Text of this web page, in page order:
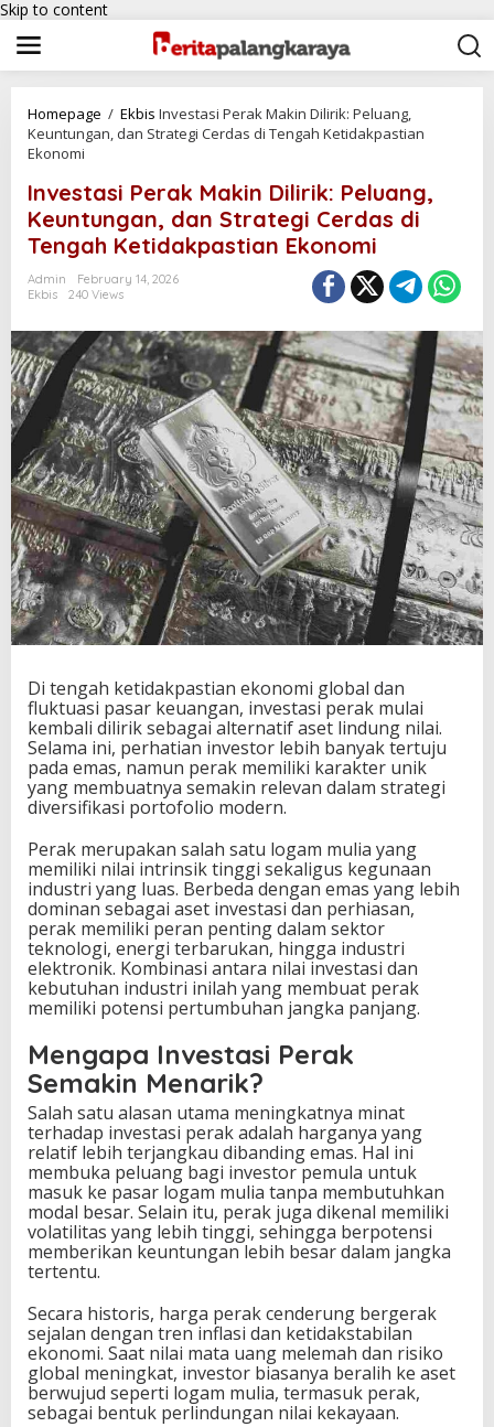
Skip to content
Homepage / Ekbis Investasi Perak Makin Dilirik: Peluang,
Keuntungan, dan Strategi Cerdas di Tengah Ketidakpastian
Ekonomi
Investasi Perak Makin Dilirik: Peluang,
Keuntungan, dan Strategi Cerdas di
Tengah Ketidakpastian Ekonomi
Admin
February 14, 2026
Ekbis
240 Views
Di tengah ketidakpastian ekonomi global dan
fluktuasi pasar keuangan, investasi perak mulai
kembali dilirik sebagai alternatif aset lindung nilai.
Selama ini, perhatian investor lebih banyak tertuju
pada emas, namun perak memiliki karakter unik
yang membuatnya semakin relevan dalam strategi
diversifikasi portofolio modern.
Perak merupakan salah satu logam mulia yang
memiliki nilai intrinsik tinggi sekaligus kegunaan
industri yang luas. Berbeda dengan emas yang lebih
dominan sebagai aset investasi dan perhiasan,
perak memiliki peran penting dalam sektor
teknologi, energi terbarukan, hingga industri
elektronik. Kombinasi antara nilai investasi dan
kebutuhan industri inilah yang membuat perak
memiliki potensi pertumbuhan jangka panjang.
Mengapa Investasi Perak
Semakin Menarik?
Salah satu alasan utama meningkatnya minat
terhadap investasi perak adalah harganya yang
relatif lebih terjangkau dibanding emas. Hal ini
membuka peluang bagi investor pemula untuk
masuk ke pasar logam mulia tanpa membutuhkan
modal besar. Selain itu, perak juga dikenal memiliki
volatilitas yang lebih tinggi, sehingga berpotensi
memberikan keuntungan lebih besar dalam jangka
tertentu.
Secara historis, harga perak cenderung bergerak
sejalan dengan tren inflasi dan ketidakstabilan
ekonomi. Saat nilai mata uang melemah dan risiko
global meningkat, investor biasanya beralih ke aset
berwujud seperti logam mulia, termasuk perak,
sebagai bentuk perlindungan nilai kekayaan.